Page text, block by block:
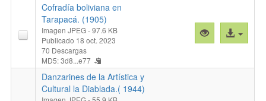
Cofradía boliviana en
Tarapacá. (1905)
Imagen JPEG- 97.6 KB
Publicado 18 oct. 2023
70 Descargas
MD5: 3d8...e77
Vista
previa
boliviana
Acceso
al
Danzarines de la Artística y
Cultural la Diablada.( 1944)